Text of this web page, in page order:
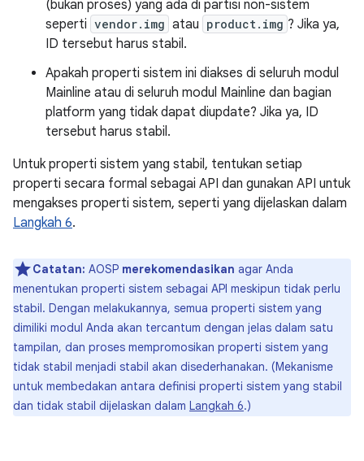
(bukan proses) yang ada di partisi non-sistem
seperti vendor.img atau product.img ? Jika ya,
ID tersebut harus stabil.
Apakah properti sistem ini diakses di seluruh modul
Mainline atau di seluruh modul Mainline dan bagian
platform yang tidak dapat diupdate? Jika ya, ID
tersebut harus stabil.
Untuk properti sistem yang stabil, tentukan setiap
properti secara formal sebagai API dan gunakan API untuk
mengakses properti sistem, seperti yang dijelaskan dalam
Langkah 6.
Catatan: AOSP merekomendasikan agar Anda
menentukan properti sistem sebagai API meskipun tidak perlu
stabil. Dengan melakukannya, semua properti sistem yang
dimiliki modul Anda akan tercantum dengan jelas dalam satu
tampilan, dan proses mempromosikan properti sistem yang
tidak stabil menjadi stabil akan disederhanakan. (Mekanisme
untuk membedakan antara definisi properti sistem yang stabil
dan tidak stabil dijelaskan dalam Langkah 6.)